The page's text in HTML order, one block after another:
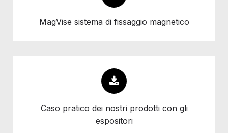
MagVise sistema di fissaggio magnetico
Caso pratico dei nostri prodotti con gli
espositori